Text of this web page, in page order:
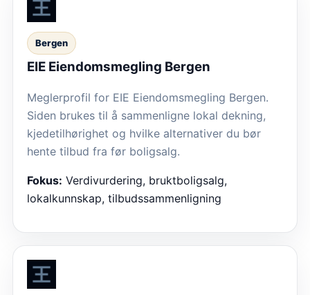
Bergen
EIE Eiendomsmegling Bergen
Meglerprofil for EIE Eiendomsmegling Bergen.
Siden brukes til å sammenligne lokal dekning,
kjedetilhørighet og hvilke alternativer du bør
hente tilbud fra før boligsalg.
Fokus: Verdivurdering, bruktboligsalg,
lokalkunnskap, tilbudssammenligning